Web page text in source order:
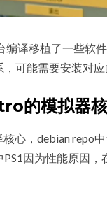
译移植了一些软
可能需要安装对应
的模拟器
心，debian repo
因为性能原因